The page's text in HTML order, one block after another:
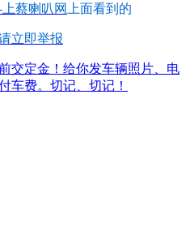
蔡喇叭网 上面看到的
立即举报
交定金！给你发车辆照片、电
车费。切记、切记！